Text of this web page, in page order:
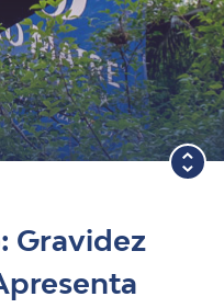
Gravidez